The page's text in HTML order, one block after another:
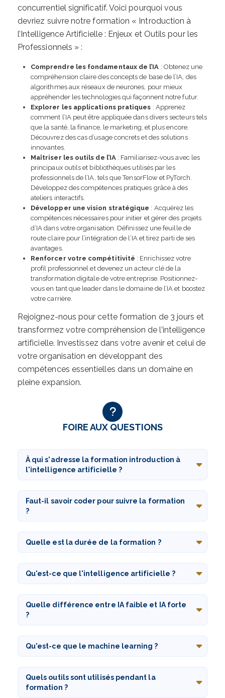
concurrentiel significatif. Voici pourquoi vous
devriez suivre notre formation « Introduction à
l’Intelligence Artificielle : Enjeux et Outils pour les
Professionnels » :
Comprendre les fondamentaux de l’IA : Obtenez une
compréhension claire des concepts de base de l’IA, des
algorithmes aux réseaux de neurones, pour mieux
appréhender les technologies qui façonnent notre futur.
Explorer les applications pratiques : Apprenez
comment l’IA peut être appliquée dans divers secteurs tels
que la santé, la finance, le marketing, et plus encore.
Découvrez des cas d’usage concrets et des solutions
innovantes.
Maîtriser les outils de l’IA: Familiarisez-vous avec les
principaux outils et bibliothèques utilisés par les
professionnels de l’IA, tels que TensorFlow et PyTorch.
Développez des compétences pratiques grâce à des
ateliers interactifs.
Développer une vision stratégique : Acquérez les
compétences nécessaires pour initier et gérer des projets
d’IA dans votre organisation. Définissez une feuille de
route claire pour l’intégration de l’IA et tirez parti de ses
avantages.
Renforcer votre compétitivité : Enrichissez votre
profil professionnel et devenez un acteur clé de la
transformation digitale de votre entreprise. Positionnez-
vous en tant que leader dans le domaine de l’IA et boostez
votre carrière.
Rejoignez-nous pour cette formation de 3 jours et
transformez votre compréhension de l’intelligence
artificielle. Investissez dans votre avenir et celui de
votre organisation en développant des
compétences essentielles dans un domaine en
pleine expansion.
FOIRE AUX QUESTIONS
À qui s'adresse la formation introduction à
l'intelligence artificielle ?
Faut-il savoir coder pour suivre la formation
?
Quelle est la durée de la formation ?
Qu'est-ce que l'intelligence artificielle ?
Quelle différence entre IA faible et IA forte
?
Qu'est-ce que le machine learning ?
Quels outils sont utilisés pendant la
formation ?